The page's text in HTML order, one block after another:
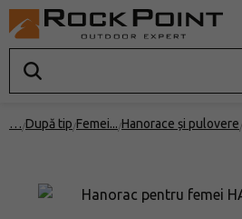
… După tip Femei Hanorace și pulovere